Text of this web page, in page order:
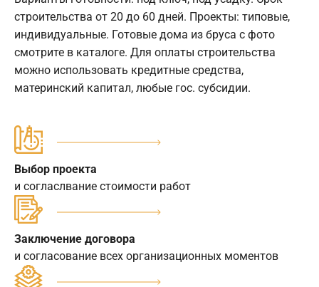
строительства от 20 до 60 дней. Проекты: типовые,
индивидуальные. Готовые дома из бруса с фото
смотрите в каталоге. Для оплаты строительства
можно использовать кредитные средства,
материнский капитал, любые гос. субсидии.
Выбор проекта
и согласлвание стоимости работ
Заключение договора
и согласование всех организационных моментов